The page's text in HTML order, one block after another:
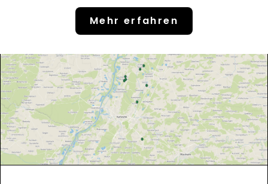
Mehr erfahren